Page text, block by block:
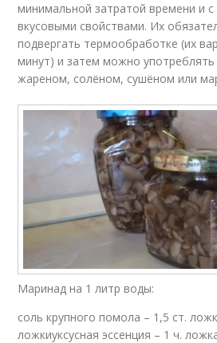
минимальной затратой времени и
вкусовыми свойствами. Их
подвергать термообработке (их
минут) и затем можно
жареном, солёном, сушёном или
Маринад на 1 литр воды:
соль крупного помола – 1,5 ст.
ложкиуксусная эссенция – 1 ч.